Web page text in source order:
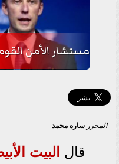
مستشار الأمن
المحرر ساره محمد
قال البيت